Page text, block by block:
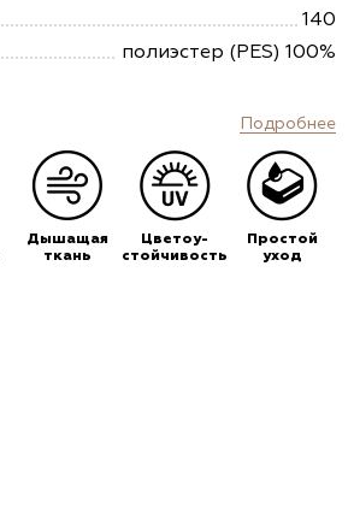
140
полиэстер (PES) 100%
Подробнее
Дышащая
ткань
Цветоу-
стойчивость
Простой
уход